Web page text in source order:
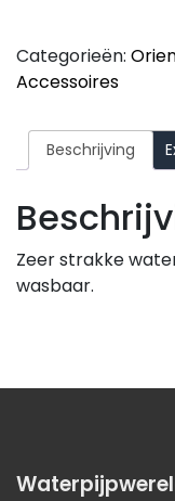
Categorieën:
Accessoires
Beschrijving
Zeer strakke
wasbaar.